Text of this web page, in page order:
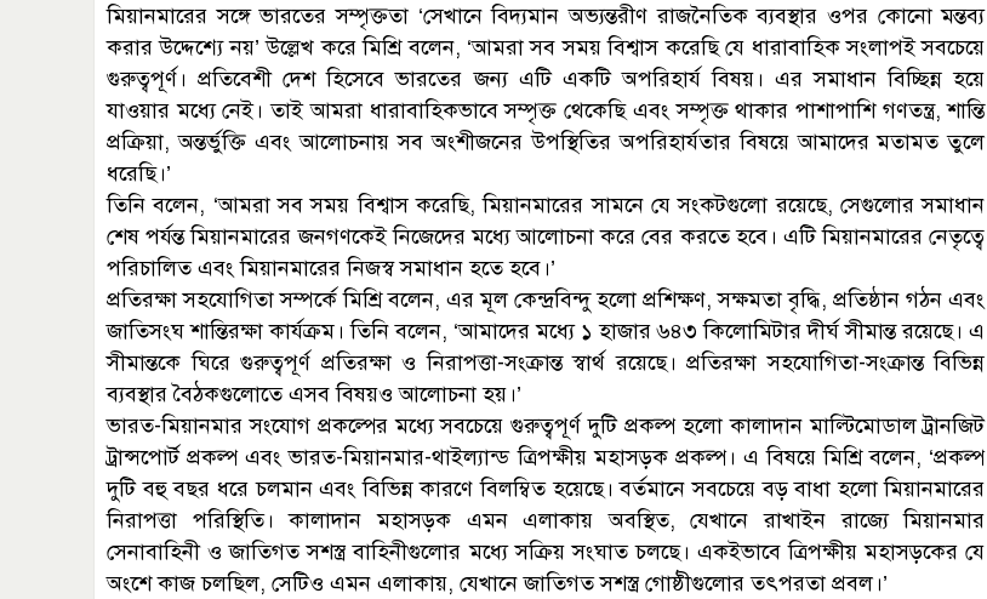
মিয়ানমারের সঙ্গে ভারতের সম্পৃক্ততা ‘সেখানে বিদ্যমান অভ্যন্তরীণ রাজনৈতিক ব্যবস্থার ওপর কোনো মন্তব্য
করার উদ্দেশ্যে নয়’ উল্লেখ করে মিশ্রি বলেন, ‘আমরা সব সময় বিশ্বাস করেছি যে ধারাবাহিক সংলাপই সবচেয়ে
গুরুত্বপূর্ণ। প্রতিবেশী দেশ হিসেবে ভারতের জন্য এটি একটি অপরিহার্য বিষয়। এর সমাধান বিচ্ছিন্ন হয়ে
যাওয়ার মধ্যে নেই। তাই আমরা ধারাবাহিকভাবে সম্পৃক্ত থেকেছি এবং সম্পৃক্ত থাকার পাশাপাশি গণতন্ত্র, শান্তি
প্রক্রিয়া, অন্তর্ভুক্তি এবং আলোচনায় সব অংশীজনের উপস্থিতির অপরিহার্যতার বিষয়ে আমাদের মতামত তুলে
ধরেছি।’
তিনি বলেন, ‘আমরা সব সময় বিশ্বাস করেছি, মিয়ানমারের সামনে যে সংকটগুলো রয়েছে, সেগুলোর সমাধান
শেষ পর্যন্ত মিয়ানমারের জনগণকেই নিজেদের মধ্যে আলোচনা করে বের করতে হবে। এটি মিয়ানমারের নেতৃত্বে
পরিচালিত এবং মিয়ানমারের নিজস্ব সমাধান হতে হবে।’
প্রতিরক্ষা সহযোগিতা সম্পর্কে মিশ্রি বলেন, এর মূল কেন্দ্রবিন্দু হলো প্রশিক্ষণ, সক্ষমতা বৃদ্ধি, প্রতিষ্ঠান গঠন এবং
জাতিসংঘ শান্তিরক্ষা কার্যক্রম। তিনি বলেন, ‘আমাদের মধ্যে ১ হাজার ৬৪৩ কিলোমিটার দীর্ঘ সীমান্ত রয়েছে। এ
সীমান্তকে ঘিরে গুরুত্বপূর্ণ প্রতিরক্ষা ও নিরাপত্তা-সংক্রান্ত স্বার্থ রয়েছে। প্রতিরক্ষা সহযোগিতা-সংক্রান্ত বিভিন্ন
ব্যবস্থার বৈঠকগুলোতে এসব বিষয়ও আলোচনা হয়।’
ভারত-মিয়ানমার সংযোগ প্রকল্পের মধ্যে সবচেয়ে গুরুত্বপূর্ণ দুটি প্রকল্প হলো কালাদান মাল্টিমোডাল ট্রানজিট
ট্রান্সপোর্ট প্রকল্প এবং ভারত-মিয়ানমার-থাইল্যান্ড ত্রিপক্ষীয় মহাসড়ক প্রকল্প। এ বিষয়ে মিশ্রি বলেন, ‘প্রকল্প
দুটি বহু বছর ধরে চলমান এবং বিভিন্ন কারণে বিলম্বিত হয়েছে। বর্তমানে সবচেয়ে বড় বাধা হলো মিয়ানমারের
নিরাপত্তা পরিস্থিতি। কালাদান মহাসড়ক এমন এলাকায় অবস্থিত, যেখানে রাখাইন রাজ্যে মিয়ানমার
সেনাবাহিনী ও জাতিগত সশস্ত্র বাহিনীগুলোর মধ্যে সক্রিয় সংঘাত চলছে। একইভাবে ত্রিপক্ষীয় মহাসড়কের যে
অংশে কাজ চলছিল, সেটিও এমন এলাকায়, যেখানে জাতিগত সশস্ত্র গোষ্ঠীগুলোর তৎপরতা প্রবল।’